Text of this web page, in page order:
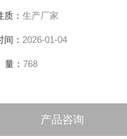
质： 生产厂家
间： 2026-01-04
： 768
产品咨询